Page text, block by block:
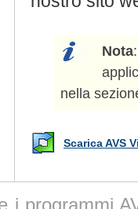
Nota
nella
Scarica AVS
i programmi